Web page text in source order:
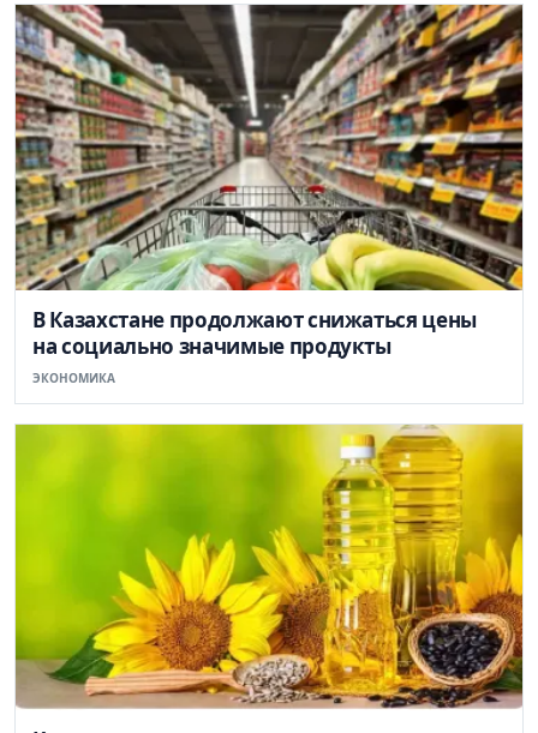
В Казахстане продолжают снижаться цены
на социально значимые продукты
ЭКОНОМИКА